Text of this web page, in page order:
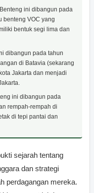
ini dibangun pada
benteng VOC yang
bentuk segi lima dan
dibangun pada tahun
di Batavia (sekarang
Jakarta dan menjadi
ini dibangun pada
rempah-rempah di
di tepi pantai dan
sejarah tentang
dan strategi
perdagangan mereka.